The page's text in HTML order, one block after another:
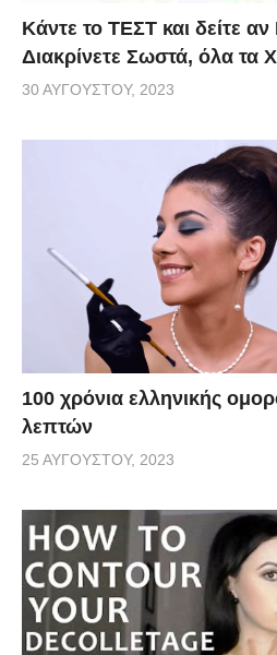
Κάντε το ΤΕΣΤ και δείτε
Διακρίνετε Σωστά, όλα τα
30 ΑΥΓΟΎΣΤΟΥ, 2023
100 χρόνια ελληνικής
λεπτών
25 ΑΥΓΟΎΣΤΟΥ, 2023